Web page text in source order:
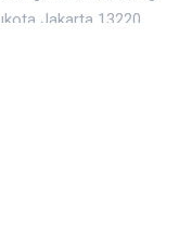
Jakarta 13220,